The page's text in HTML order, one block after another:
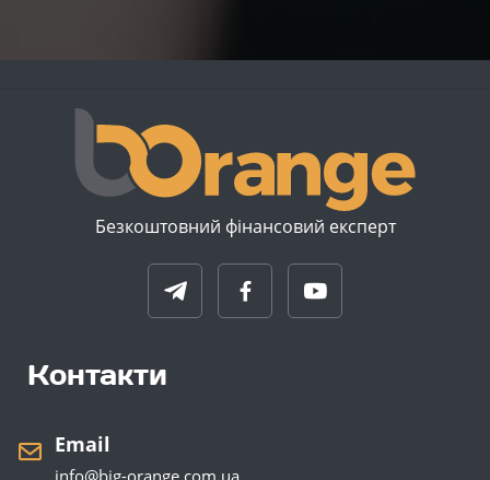
Безкоштовний фінансовий експерт
Контакти
Email
info@big-orange.com.ua